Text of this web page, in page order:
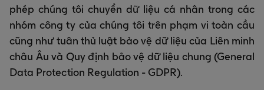
phép chúng tôi chuyển dữ liệu cá nhân trong các
nhóm công ty của chúng tôi trên phạm vi toàn cầu
cũng như tuân thủ luật bảo vệ dữ liệu của Liên minh
châu Âu và Quy định bảo vệ dữ liệu chung (General
Data Protection Regulation - GDPR).